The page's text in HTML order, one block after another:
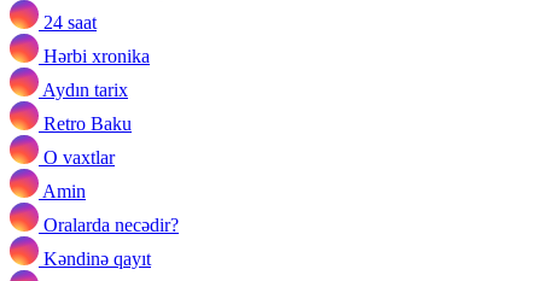
24 saat
Hərbi xronika
Aydın tarix
Retro Baku
O vaxtlar
Amin
Oralarda necədir?
Kəndinə qayıt